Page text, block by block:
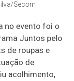
Secom
no evento foi o
Juntos pelo
de roupas e
de
acolhimento,